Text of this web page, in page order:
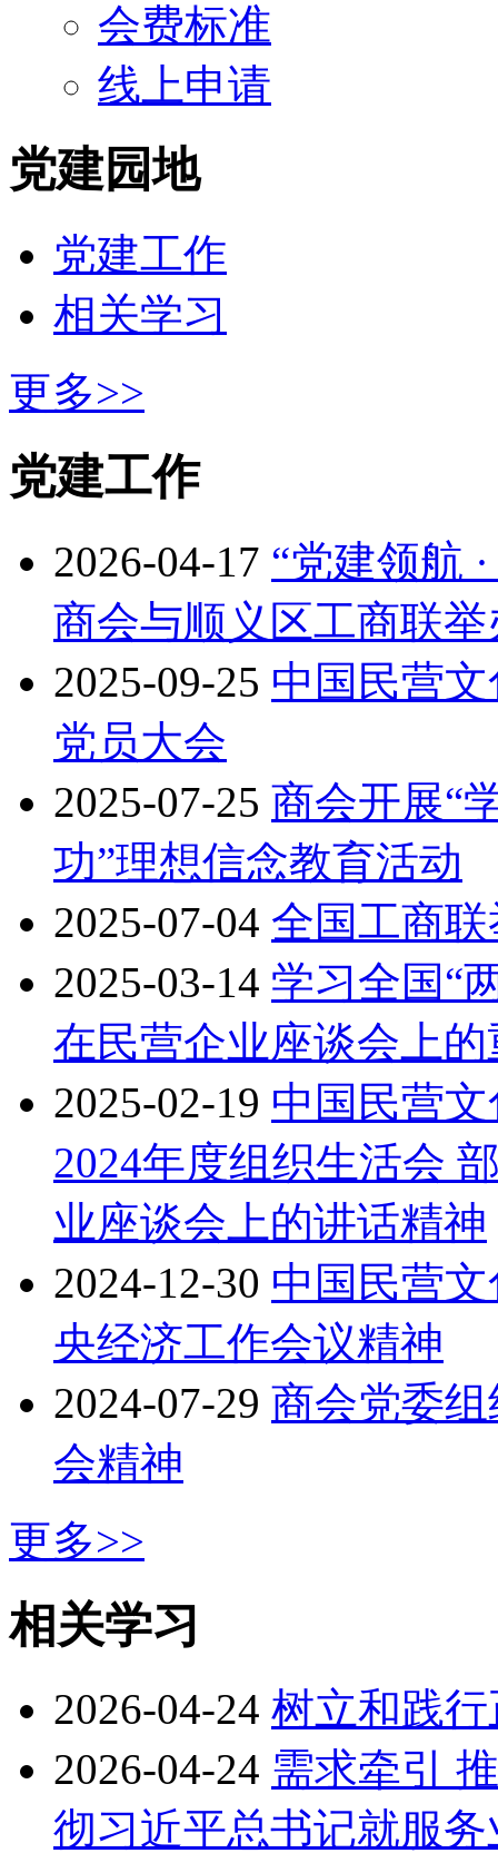
会费标准
线上申请
党建园地
党建工作
相关学习
更多>>
党建工作
2026-04-17 “党建领航
商会与顺义区工商联
2025-09-25 中国民营
党员大会
2025-07-25 商会开展“
功”理想信念教育活动
2025-07-04 全国工商
2025-03-14 学习全国“
在民营企业座谈会上
2025-02-19 中国民营
2024年度组织生活会
业座谈会上的讲话精神
2024-12-30 中国民营
央经济工作会议精神
2024-07-29 商会党委
会精神
更多>>
相关学习
2026-04-24 树立和践
2026-04-24 需求牵引
彻习近平总书记就服